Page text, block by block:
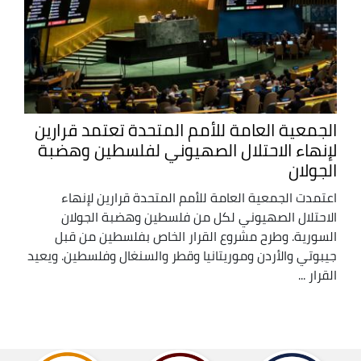
الجمعية العامة للأمم المتحدة تعتمد قرارين
لإنهاء الاحتلال الصهيوني لفلسطين وهضبة
الجولان
اعتمدت الجمعية العامة للأمم المتحدة قرارين لإنهاء
الاحتلال الصهيوني لكل من فلسطين وهضبة الجولان
السورية. وطرح مشروع القرار الخاص بفلسطين من قبل
جيبوتي والأردن وموريتانيا وقطر والسنغال وفلسطين. ويعيد
القرار ...